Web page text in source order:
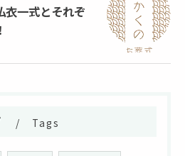
衣一式とそれぞ
Tags